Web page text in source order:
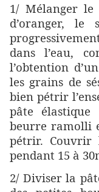
1/ Mélanger
d’oranger,
dans l’eau,
l’obtention
les grains de
bien pétrir
pâte
beurre ramolli
pétrir. Couvrir
pendant 15 à
2/ Diviser la